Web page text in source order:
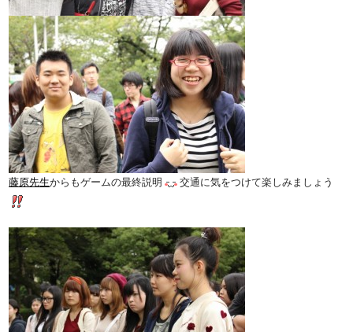
藤原先生からもゲームの最終説明 交通に気をつけて楽しみましょう